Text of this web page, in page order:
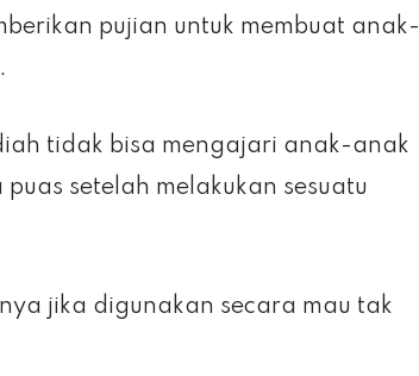
pujian untuk membuat anak-
tidak bisa mengajari anak-anak
setelah melakukan sesuatu
jika digunakan secara mau tak